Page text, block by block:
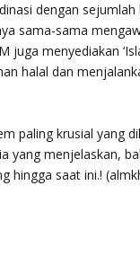
dengan
sama-sama
menyediakan
halal dan
paling krusial yang
yang menjelaskan,
hingga saat ini.!